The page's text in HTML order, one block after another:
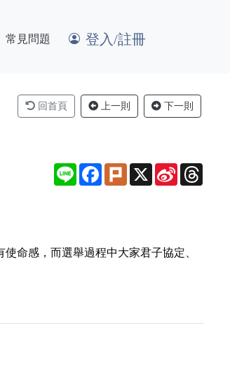
常見問題 登入/註冊
回首頁 上一則 下一則
Line Facebook
Plurk X
Sina
Weibo
命感，而選舉過程中大家君子協定、